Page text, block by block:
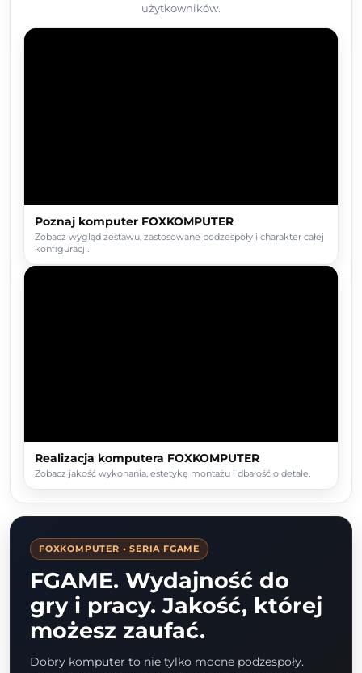
użytkowników.
Poznaj komputer FOXKOMPUTER
Zobacz wygląd zestawu, zastosowane podzespoły i charakter całej
konfiguracji.
Realizacja komputera FOXKOMPUTER
Zobacz jakość wykonania, estetykę montażu i dbałość o detale.
FOXKOMPUTER • SERIA FGAME
FGAME. Wydajność do
gry i pracy. Jakość, której
możesz zaufać.
Dobry komputer to nie tylko mocne podzespoły.